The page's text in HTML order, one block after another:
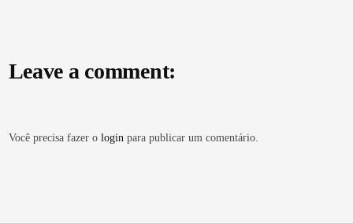
Leave a comment:
Você precisa fazer o loginpara publicar um comentário.